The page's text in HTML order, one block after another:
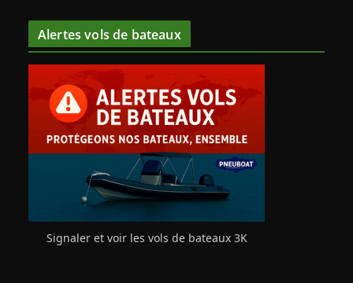
Alertes vols de bateaux
Signaler et voir les vols de bateaux 3K